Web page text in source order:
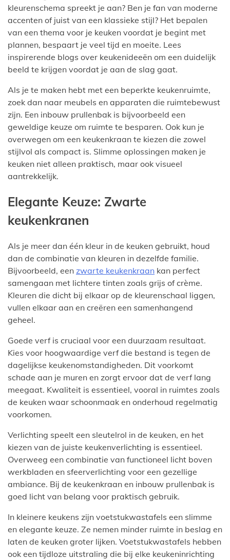
kleurenschema spreekt je aan? Ben je fan van moderne
accenten of juist van een klassieke stijl? Het bepalen
van een thema voor je keuken voordat je begint met
plannen, bespaart je veel tijd en moeite. Lees
inspirerende blogs over keukenideeën om een duidelijk
beeld te krijgen voordat je aan de slag gaat.
Als je te maken hebt met een beperkte keukenruimte,
zoek dan naar meubels en apparaten die ruimtebewust
zijn. Een inbouw prullenbak is bijvoorbeeld een
geweldige keuze om ruimte te besparen. Ook kun je
overwegen om een keukenkraan te kiezen die zowel
stijlvol als compact is. Slimme oplossingen maken je
keuken niet alleen praktisch, maar ook visueel
aantrekkelijk.
Elegante Keuze: Zwarte
keukenkranen
Als je meer dan één kleur in de keuken gebruikt, houd
dan de combinatie van kleuren in dezelfde familie.
Bijvoorbeeld, een zwarte keukenkraan kan perfect
samengaan met lichtere tinten zoals grijs of crème.
Kleuren die dicht bij elkaar op de kleurenschaal liggen,
vullen elkaar aan en creëren een samenhangend
geheel.
Goede verf is cruciaal voor een duurzaam resultaat.
Kies voor hoogwaardige verf die bestand is tegen de
dagelijkse keukenomstandigheden. Dit voorkomt
schade aan je muren en zorgt ervoor dat de verf lang
meegaat. Kwaliteit is essentieel, vooral in ruimtes zoals
de keuken waar schoonmaak en onderhoud regelmatig
voorkomen.
Verlichting speelt een sleutelrol in de keuken, en het
kiezen van de juiste keukenverlichting is essentieel.
Overweeg een combinatie van functioneel licht boven
werkbladen en sfeerverlichting voor een gezellige
ambiance. Bij de keukenkraan en inbouw prullenbak is
goed licht van belang voor praktisch gebruik.
In kleinere keukens zijn voetstukwastafels een slimme
en elegante keuze. Ze nemen minder ruimte in beslag en
laten de keuken groter lijken. Voetstukwastafels hebben
ook een tijdloze uitstraling die bij elke keukeninrichting